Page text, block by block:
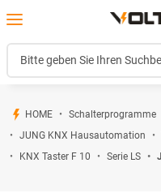
HOME Schalterprogramme
JUNG KNX Hausautomation
KNX Taster F 10
Serie LS